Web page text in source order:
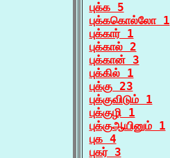
புக்க 5
புக்ககொல்லோ 1
புக்கார் 1
புக்கால் 2
புக்கான் 3
புக்கில் 1
புக்கு 23
புக்குவிடும் 1
புக்குழி 1
புக்குஆயினும் 1
புக 4
புகர் 3